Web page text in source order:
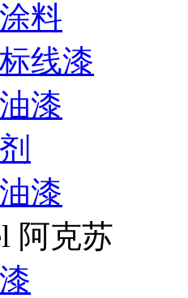
料
线漆
漆
漆
阿克苏